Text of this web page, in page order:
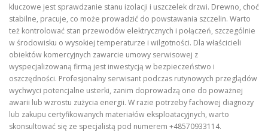
kluczowe jest sprawdzanie stanu izolacji i uszczelek drzwi. Drewno, choć
stabilne, pracuje, co może prowadzić do powstawania szczelin. Warto
też kontrolować stan przewodów elektrycznych i połączeń, szczególnie
w środowisku o wysokiej temperaturze i wilgotności. Dla właścicieli
obiektów komercyjnych zawarcie umowy serwisowej z
wyspecjalizowaną firmą jest inwestycją w bezpieczeństwo i
oszczędności. Profesjonalny serwisant podczas rutynowych przeglądów
wychwyci potencjalne usterki, zanim doprowadzą one do poważnej
awarii lub wzrostu zużycia energii. W razie potrzeby fachowej diagnozy
lub zakupu certyfikowanych materiałów eksploatacyjnych, warto
skonsultować się ze specjalistą pod numerem +48570933114.